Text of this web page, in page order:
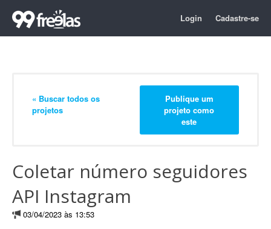
Login Cadastre-se
« Buscar todos os
projetos
Publique um
projeto como
este
Coletar número seguidores
API Instagram
03/04/2023 às 13:53